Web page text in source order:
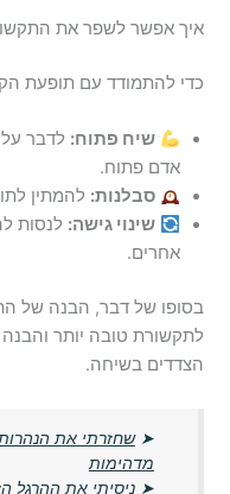
איך אפשר לשפר את
כדי להתמודד עם תופעת
שיח פתוח: לדבר
אדם פתוח.
סבלנות: להמתין
שינוי גישה: לנסות
אחרים.
בסופו של דבר, הבנה של
לתקשורת טובה יותר
הצדדים בשיחה.
➤
מדהימות
➤ניסיתי את ההרגל